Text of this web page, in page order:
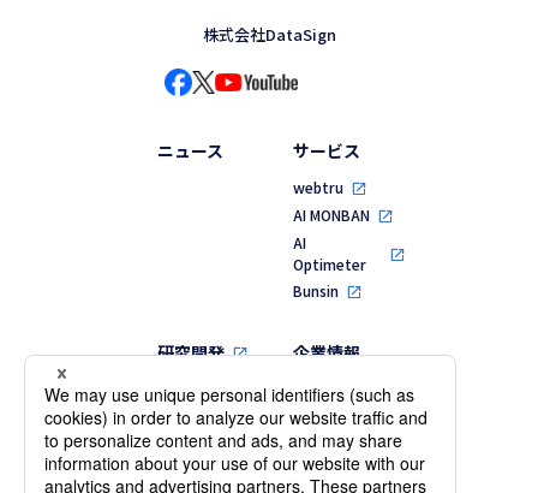
株式会社DataSign
ニュース サービス
webtru
AI MONBAN
AI
Optimeter
Bunsin
研究開発 企業情報
代表メッセージ
MVV・行動指針
会社概要・役員
一覧